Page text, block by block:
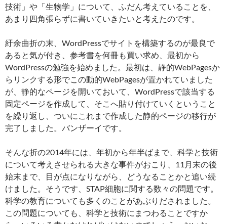
技術」や「生物学」について、ふだん考えていることを、
あまり四角張らずに書いていきたいと考えたのです。
紆余曲折の末、WordPressでサイトを構築するのが最良で
あると気が付き、参考書を何冊も買い求め、最初から
WordPressの勉強を始めました。最初は、静的WebPagesか
らリンクする形でこの動的WebPagesが置かれていました
が、静的なページを開いておいて、WordPressで該当する
固定ページを作成して、そこへ貼り付けていくということ
を繰り返し、ついにこれまで作成した静的ページの移行が
完了しました。バンザーイです。
そんな折の2014年には、年初から年半ばまで、科学と技術
について考えさせられる大きな事件がおこり、11月末の後
始末まで、目が点になりながら、どうなることかと追い続
けました。そうです、STAP細胞に関する数々の問題です。
科学の教育についても多くのことがあぶりだされました。
この問題についても、科学と技術にまつわることですか